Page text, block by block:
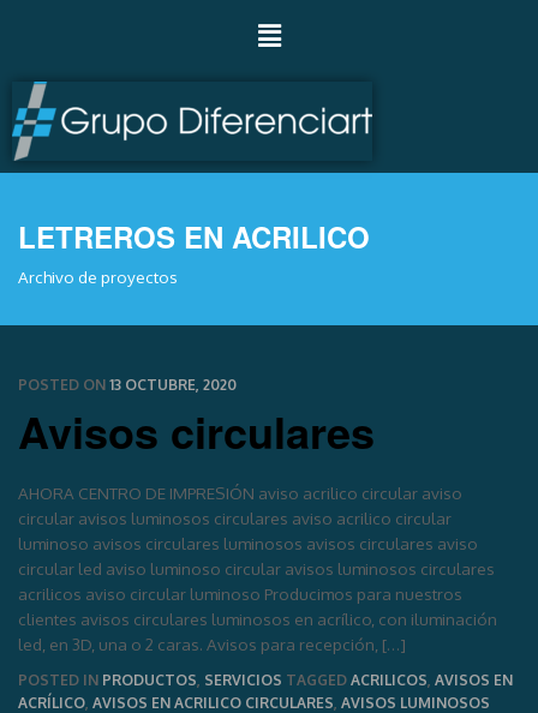
LETREROS EN ACRILICO
Archivo de proyectos
POSTED ON 13 OCTUBRE, 2020
Avisos circulares
AHORA CENTRO DE IMPRESIÓN aviso acrilico circular aviso
circular avisos luminosos circulares aviso acrilico circular
luminoso avisos circulares luminosos avisos circulares aviso
circular led aviso luminoso circular avisos luminosos circulares
acrilicos aviso circular luminoso Producimos para nuestros
clientes avisos circulares luminosos en acrílico, con iluminación
led, en 3D, una o 2 caras. Avisos para recepción, […]
POSTED IN PRODUCTOS SERVICIOS TAGGED ACRILICOS AVISOS EN
ACRÍLICO AVISOS EN ACRILICO CIRCULARES AVISOS LUMINOSOS